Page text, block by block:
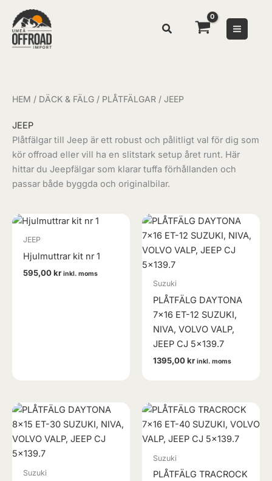
innehåll
Sök
HEM / DÄCK & FÄLG / PLÅTFÄLGAR / JEEP
JEEP
Plåtfälgar till Jeep är ett robust och pålitligt val för dig som
kör offroad eller vill ha en slitstark setup året runt. Här
hittar du Jeepfälgar som klarar tuffa förhållanden och
passar både byggda och originalbilar.
JEEP
Hjulmuttrar kit nr 1
595,00kr inkl. moms
Suzuki
PLÅTFÄLG DAYTONA
7×16 ET-12 SUZUKI,
NIVA, VOLVO VALP,
JEEP CJ 5×139.7
1395,00kr inkl. moms
Suzuki
Suzuki
PLÅTFÄLG TRACROCK